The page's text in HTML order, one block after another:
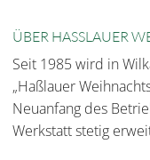
ÜBER HASSLAUER
Seit 1985 wird in
„Haßlauer
Neuanfang des
Werkstatt stetig